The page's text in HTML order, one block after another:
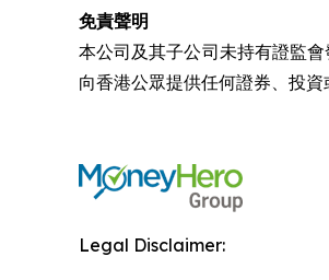
免責聲明
本公司及其子公司未持有證監
向香港公眾提供任何證券、投資
Legal Disclaimer: